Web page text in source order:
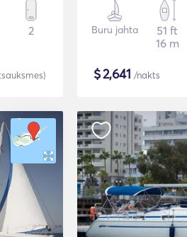
2
)
Buru jahta
51 ft
16 m
$2,641 /nakts